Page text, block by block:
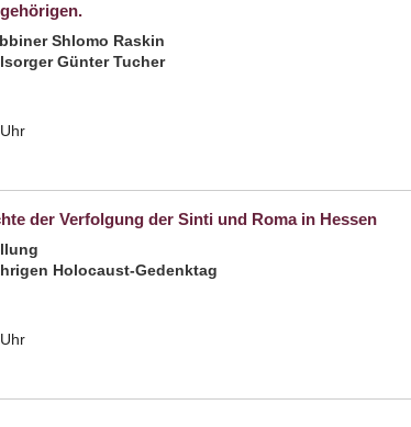
Shlomo Raskin
Günter Tucher
der Verfolgung der Sinti und Roma in Hessen
Holocaust-Gedenktag